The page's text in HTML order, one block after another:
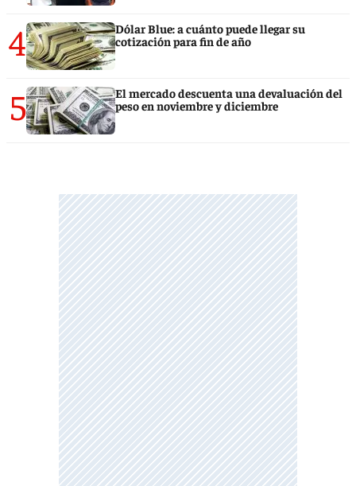
4
Dólar Blue: a cuánto puede llegar su
cotización para fin de año
5
El mercado descuenta una devaluación del
peso en noviembre y diciembre